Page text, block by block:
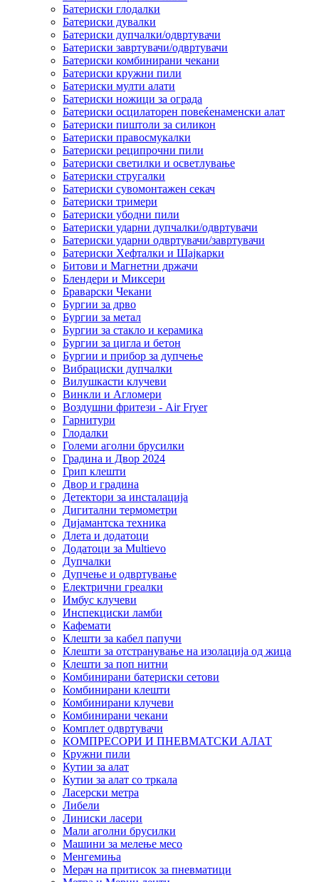
Батериски глодалки
Батериски дувалки
Батериски дупчалки/одвртувачи
Батериски завртувачи/одвртувачи
Батериски комбинирани чекани
Батериски кружни пили
Батериски мулти алати
Батериски ножици за ограда
Батериски осцилаторен повеќенаменски алат
Батериски пиштоли за силикон
Батериски правосмукалки
Батериски реципрочни пили
Батериски светилки и осветлување
Батериски стругалки
Батериски сувомонтажен секач
Батериски тримери
Батериски убодни пили
Батериски ударни дупчалки/одвртувачи
Батериски ударни одвртувачи/завртувачи
Батериски Хефталки и Шајкарки
Битови и Магнетни држачи
Блендери и Миксери
Браварски Чекани
Бургии за дрво
Бургии за метал
Бургии за стакло и керамика
Бургии за цигла и бетон
Бургии и прибор за дупчење
Вибрациски дупчалки
Вилушкасти клучеви
Винкли и Агломери
Воздушни фритези - Air Fryer
Гарнитури
Глодалки
Големи аголни брусилки
Градина и Двор 2024
Грип клешти
Двор и градина
Детектори за инсталација
Дигитални термометри
Дијамантска техника
Длета и додатоци
Додатоци за Multievo
Дупчалки
Дупчење и одвртување
Електрични греалки
Имбус клучеви
Инспекциски ламби
Кафемати
Клешти за кабел папучи
Клешти за отстранување на изолација од жица
Клешти за поп нитни
Комбинирани батериски сетови
Комбинирани клешти
Комбинирани клучеви
Комбинирани чекани
Комплет одвртувачи
КОМПРЕСОРИ И ПНЕВМАТСКИ АЛАТ
Кружни пили
Кутии за алат
Кутии за алат со тркала
Ласерски метра
Либели
Линиски ласери
Мали аголни брусилки
Машини за мелење месо
Менгемиња
Мерач на притисок за пневматици